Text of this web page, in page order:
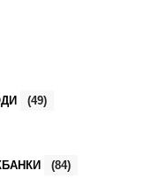
(49)
(84)